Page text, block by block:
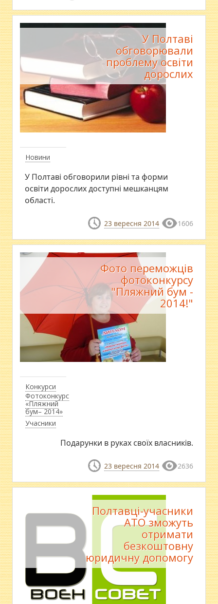
Новини
У Полтаві
обговорювали
проблему освіти
дорослих
У Полтаві обговорили рівні та форми
освіти дорослих доступні мешканцям
області.
23 вересня 2014 1606
Конкурси
Фотоконкурс
«Пляжний
бум– 2014»
Учасники
Фото переможців
фотоконкурсу
"Пляжний бум -
2014!"
Подарунки в руках своїх власників.
23 вересня 2014 2636
Полтавці-учасники
АТО зможуть
отримати
безкоштовну
юридичну допомогу